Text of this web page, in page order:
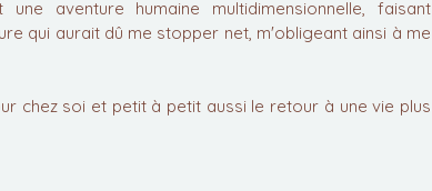
aventure humaine multidimensionnelle, faisant
qui aurait dû me stopper net, m'obligeant ainsi à me
chez soi et petit à petit aussi le retour à une vie plus